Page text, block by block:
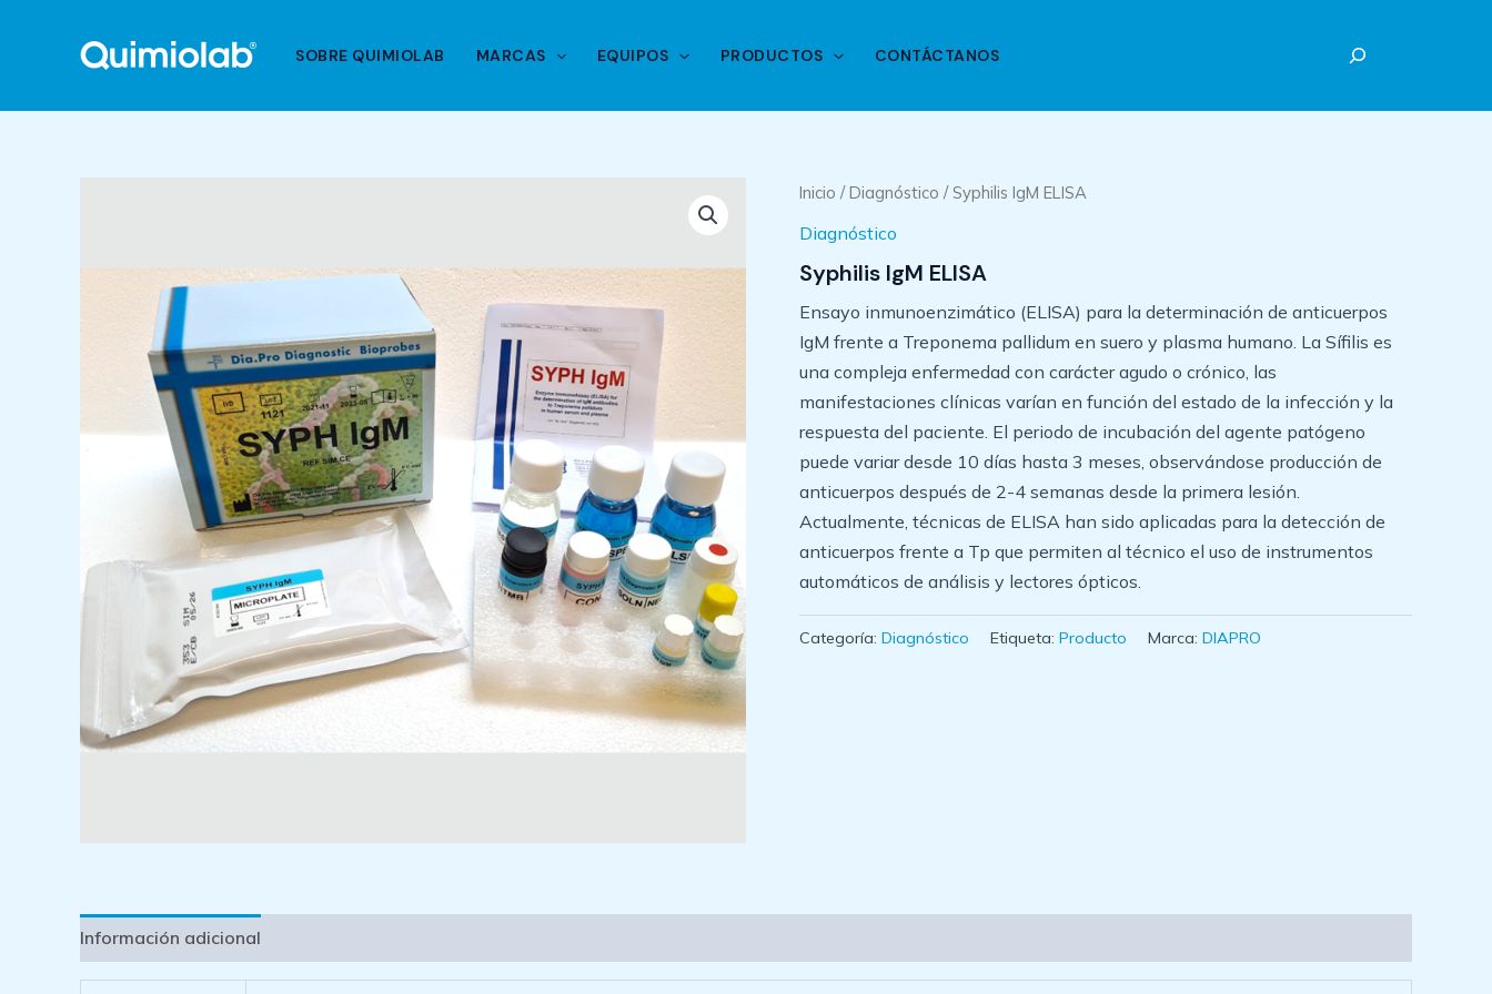
SOBRE QUIMIOLAB MARCAS EQUIPOS PRODUCTOS CONTÁCTANOS
Inicio /Diagnóstico / Syphilis IgM ELISA
Diagnóstico
Syphilis IgM ELISA
Ensayo inmunoenzimático (ELISA) para la determinación de anticuerpos
IgM frente a Treponema pallidum en suero y plasma humano. La Sífilis es
una compleja enfermedad con carácter agudo o crónico, las
manifestaciones clínicas varían en función del estado de la infección y la
respuesta del paciente. El periodo de incubación del agente patógeno
puede variar desde 10 días hasta 3 meses, observándose producción de
anticuerpos después de 2-4 semanas desde la primera lesión.
Actualmente, técnicas de ELISA han sido aplicadas para la detección de
anticuerpos frente a Tp que permiten al técnico el uso de instrumentos
automáticos de análisis y lectores ópticos.
Categoría: Diagnóstico Etiqueta: Producto Marca: DIAPRO
Información adicional